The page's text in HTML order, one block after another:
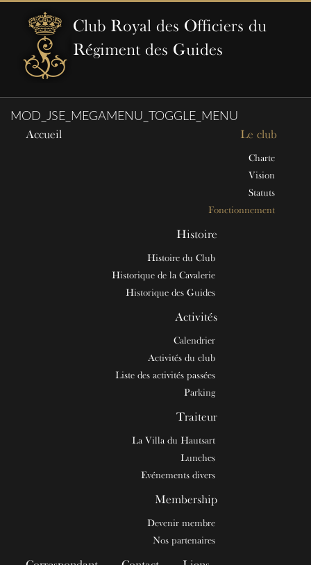
Club Royal des Officiers du
Régiment des Guides
MOD_JSE_MEGAMENU_TOGGLE_MENU
Accueil Le club
Charte
Vision
Statuts
Fonctionnement
Histoire
Histoire du Club
Historique de la Cavalerie
Historique des Guides
Activités
Calendrier
Activités du club
Liste des activités passées
Parking
Traiteur
La Villa du Hautsart
Lunches
Evénements divers
Membership
Devenir membre
Nos partenaires